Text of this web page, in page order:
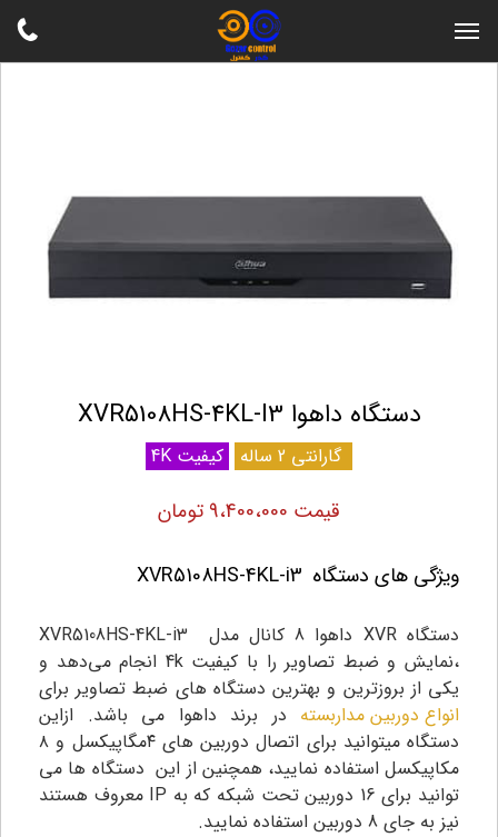
دستگاه داهوا XVR5108HS-4KL-I3
گارانتی 2 ساله کیفیت 4K
قیمت 9،400،000 تومان
ویژگی های دستگاه XVR5108HS-4KL-i3
دستگاه XVR داهوا 8 کانال مدل XVR5108HS-4KL-i3
،نمایش و ضبط تصاویر را با کیفیت 4k انجام می‌دهد و
یکی از بروزترین و بهترین دستگاه های ضبط تصاویر برای
انواع دوربین مداربسته در برند داهوا می باشد. ازاین
دستگاه میتوانید برای اتصال دوربین های ۴مگاپیکسل و ۸
مکاپیکسل استفاده نمایید، همچنین از این دستگاه ها می
توانید برای 16 دوربین تحت شبکه که به IP معروف هستند
نیز به جای 8 دوربین استفاده نمایید.